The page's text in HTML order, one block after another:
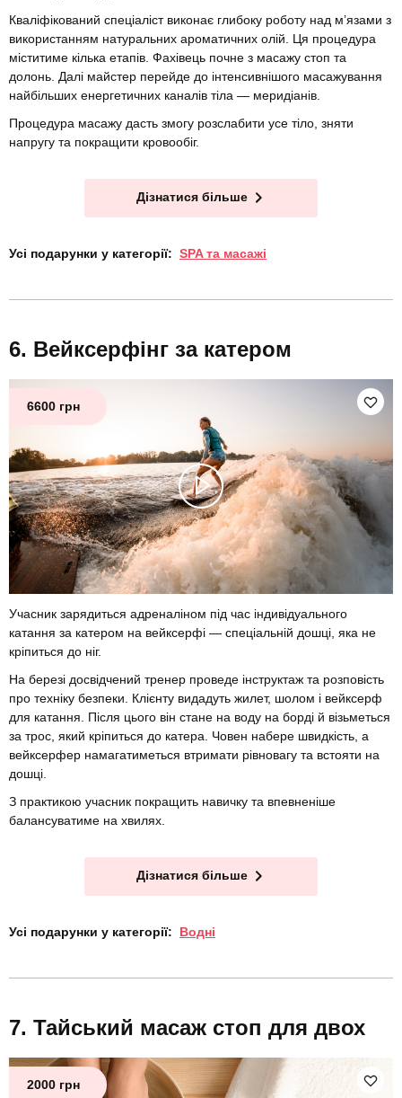
Кваліфікований спеціаліст виконає глибоку роботу над м’язами з
використанням натуральних ароматичних олій. Ця процедура
міститиме кілька етапів. Фахівець почне з масажу стоп та
долонь. Далі майстер перейде до інтенсивнішого масажування
найбільших енергетичних каналів тіла — меридіанів.
Процедура масажу дасть змогу розслабити усе тіло, зняти
напругу та покращити кровообіг.
Дізнатися більше
Усі подарунки у категорії: SPA та масажі
Вейксерфінг за катером
6600 грн
Учасник зарядиться адреналіном під час індивідуального
катання за катером на вейксерфі — спеціальній дошці, яка не
кріпиться до ніг.
На березі досвідчений тренер проведе інструктаж та розповість
про техніку безпеки. Клієнту видадуть жилет, шолом і вейксерф
для катання. Після цього він стане на воду на борді й візьметься
за трос, який кріпиться до катера. Човен набере швидкість, а
вейксерфер намагатиметься втримати рівновагу та встояти на
дошці.
З практикою учасник покращить навичку та впевненіше
балансуватиме на хвилях.
Дізнатися більше
Усі подарунки у категорії: Водні
Тайський масаж стоп для двох
2000 грн